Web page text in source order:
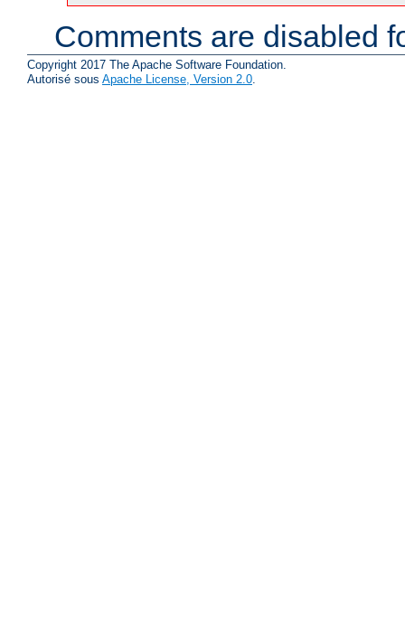
Comments are disabled
Copyright 2017 The Apache Software Foundation.
Autorisé sous Apache License, Version 2.0